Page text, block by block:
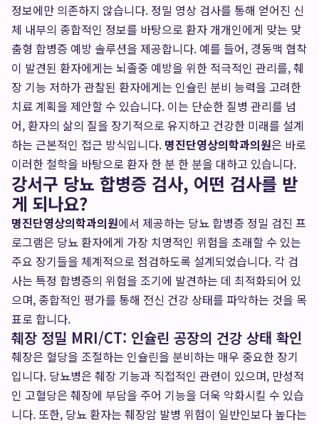
정보에만 의존하지 않습니다. 정밀 영상 검사를 통해 얻어진 신
체 내부의 종합적인 정보를 바탕으로 환자 개개인에게 맞는 맞
춤형 합병증 예방 솔루션을 제공합니다. 예를 들어, 경동맥 협착
이 발견된 환자에게는 뇌졸중 예방을 위한 적극적인 관리를, 췌
장 기능 저하가 관찰된 환자에게는 인슐린 분비 능력을 고려한
치료 계획을 제안할 수 있습니다. 이는 단순한 질병 관리를 넘
어, 환자의 삶의 질을 장기적으로 유지하고 건강한 미래를 설계
하는 근본적인 접근 방식입니다. 명진단영상의학과의원은 바로
이러한 철학을 바탕으로 환자 한 분 한 분을 대하고 있습니다.
강서구 당뇨 합병증 검사, 어떤 검사를 받
게 되나요?
명진단영상의학과의원에서 제공하는 당뇨 합병증 정밀 검진 프
로그램은 당뇨 환자에게 가장 치명적인 위험을 초래할 수 있는
주요 장기들을 체계적으로 점검하도록 설계되었습니다. 각 검
사는 특정 합병증의 위험을 조기에 발견하는 데 최적화되어 있
으며, 종합적인 평가를 통해 전신 건강 상태를 파악하는 것을 목
표로 합니다.
췌장 정밀 MRI/CT: 인슐린 공장의 건강 상태 확인
췌장은 혈당을 조절하는 인슐린을 분비하는 매우 중요한 장기
입니다. 당뇨병은 췌장 기능과 직접적인 관련이 있으며, 만성적
인 고혈당은 췌장에 부담을 주어 기능을 더욱 악화시킬 수 있습
니다. 또한, 당뇨 환자는 췌장암 발병 위험이 일반인보다 높다는